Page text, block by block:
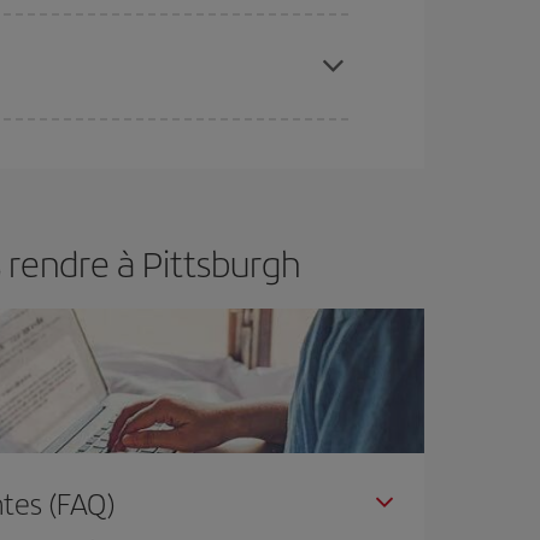
à Pittsburgh
(FAQ)